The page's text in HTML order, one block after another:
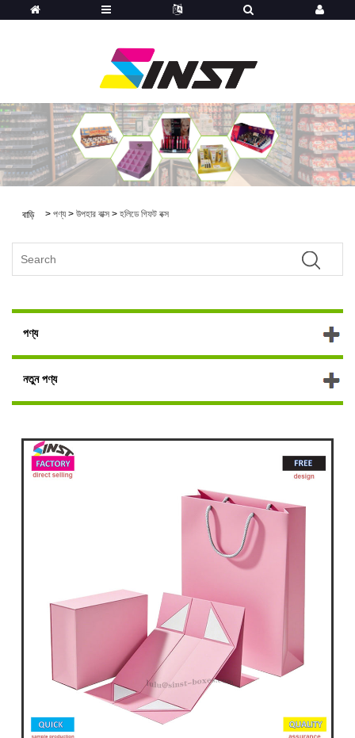
বাড়ি > পণ্য> উপহার বাক্স > হলিডে গিফট বক্স
পণ্য
নতুন পণ্য